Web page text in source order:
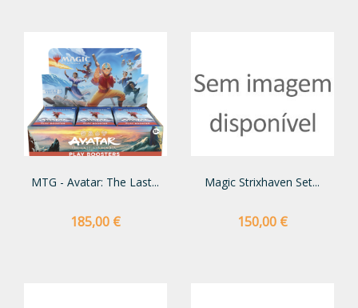
MTG - Avatar: The Last...
Preço
185,00 €
Magic Strixhaven Set...
Preço
150,00 €